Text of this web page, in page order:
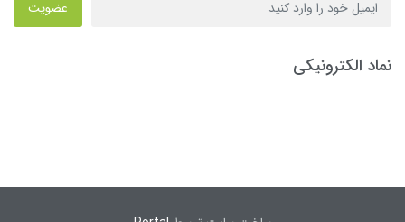
عضویت
نماد الکترونیکی